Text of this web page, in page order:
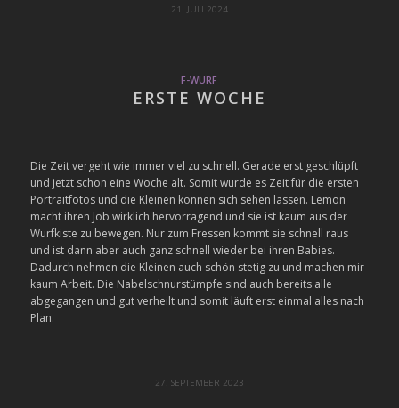
21. JULI 2024
F-WURF
ERSTE WOCHE
Die Zeit vergeht wie immer viel zu schnell. Gerade erst geschlüpft
und jetzt schon eine Woche alt. Somit wurde es Zeit für die ersten
Portraitfotos und die Kleinen können sich sehen lassen. Lemon
macht ihren Job wirklich hervorragend und sie ist kaum aus der
Wurfkiste zu bewegen. Nur zum Fressen kommt sie schnell raus
und ist dann aber auch ganz schnell wieder bei ihren Babies.
Dadurch nehmen die Kleinen auch schön stetig zu und machen mir
kaum Arbeit. Die Nabelschnurstümpfe sind auch bereits alle
abgegangen und gut verheilt und somit läuft erst einmal alles nach
Plan.
27. SEPTEMBER 2023